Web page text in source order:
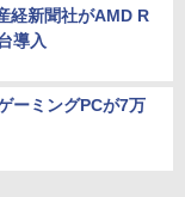
経新聞社がAMD R
導入
ーミングPCが7万